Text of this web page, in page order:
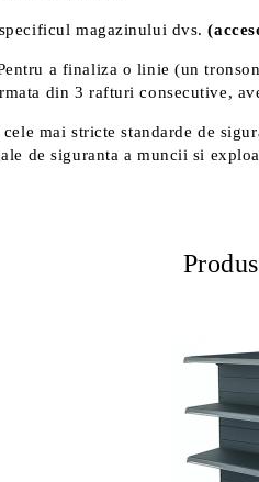
magazinului dvs.
a finaliza o linie (un
din 3 rafturi consecutive,
mai stricte standarde de
de siguranta a muncii si